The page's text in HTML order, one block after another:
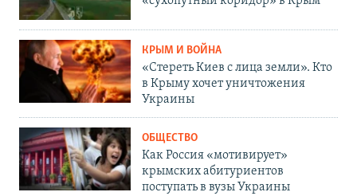
КРЫМ И ВОЙНА
«Стереть Киев с лица земли». Кто
в Крыму хочет уничтожения
Украины
ОБЩЕСТВО
Как Россия «мотивирует»
крымских абитуриентов
поступать в вузы Украины